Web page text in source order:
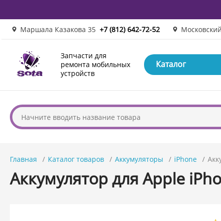
Маршала Казакова 35 +7 (812) 642-72-52
Запчасти для
ремонта мобильных
устройств
Каталог
Главная Каталог товаров Аккумуляторы iPhone
Аккумулятор для Apple